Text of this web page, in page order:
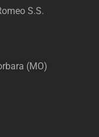
S.S.
(MO)